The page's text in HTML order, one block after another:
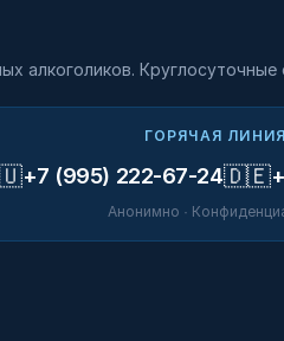
алкоголиков.
ГОРЯЧАЯ ЛИНИЯ
+7 (995) 222-67-24🇩🇪
Анонимно ·